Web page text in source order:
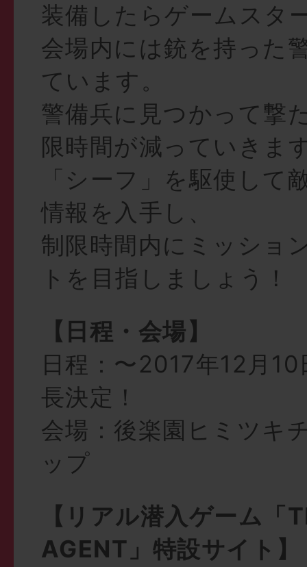
装備したらゲームスタ
会場内には銃を持った
ています。
警備兵に見つかって撃
限時間が減っていきま
「シーフ」を駆使して
情報を入手し、
制限時間内にミッショ
トを目指しましょう！
【日程・会場】
日程：〜2017年12月
長決定！
会場：後楽園ヒミツキ
ップ
【リアル潜入ゲーム「
AGENT」特設サイト】